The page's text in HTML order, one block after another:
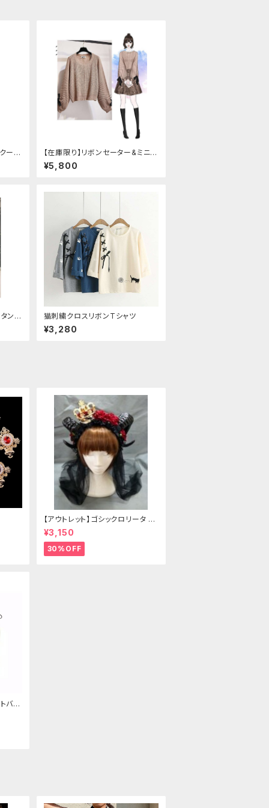
ール
【在庫限り】リボンセーター&ミニス
カート セットアップ
¥5,800
ン
猫刺繍クロスリボンTシャツ
¥3,280
【アウトレット】ゴシックロリータ ゴ
ールドクラウン＆ホーン(ヴェール
付き)
¥3,150
30%OFF
バッ